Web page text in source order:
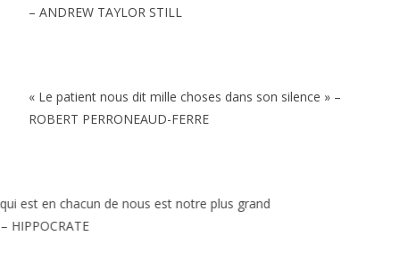
– ANDREW TAYLOR STILL
« Le patient nous dit mille choses dans son silence » –
ROBERT PERRONEAUD-FERRE
qui est en chacun de nous est notre plus grand
» – HIPPOCRATE